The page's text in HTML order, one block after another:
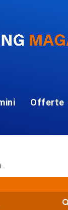
Offerte